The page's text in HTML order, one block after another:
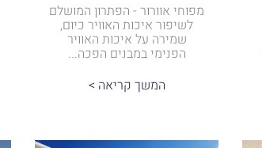
מפוחי אוורור - הפתרון המושלם
לשיפור איכות האוויר כיום,
שמירה על איכות האוויר
הפנימי במבנים הפכה...
המשך קריאה >